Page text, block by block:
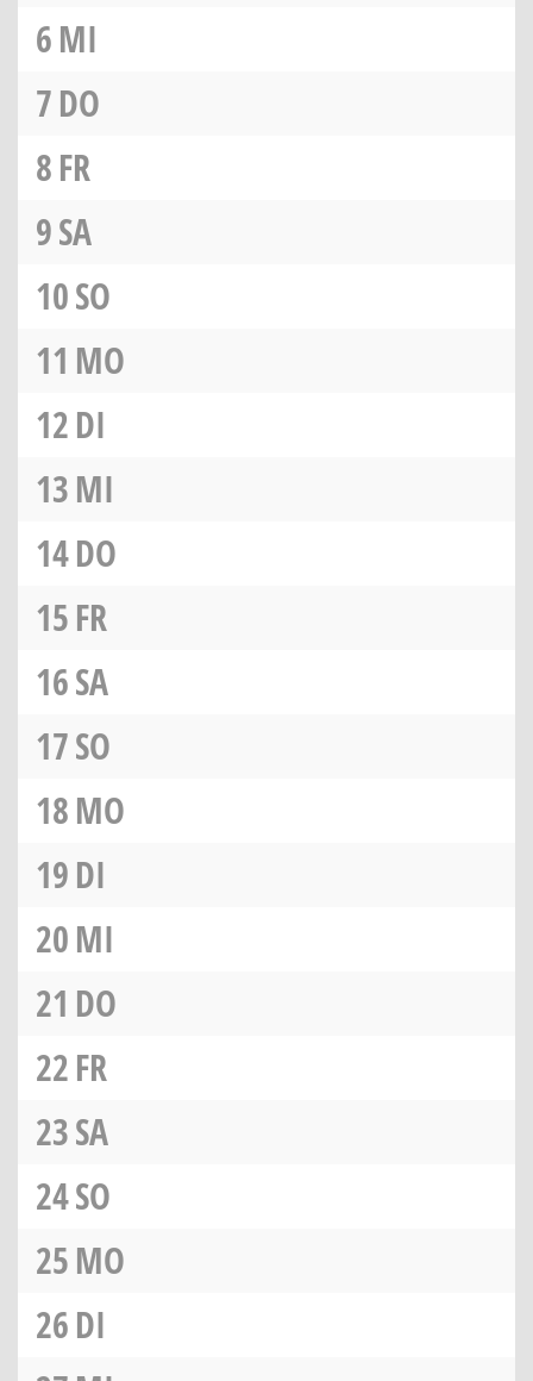
6MI
7DO
8FR
9SA
10SO
11 MO
12DI
13MI
14DO
15FR
16SA
17SO
18MO
19DI
20MI
21 DO
22FR
23SA
24SO
25MO
26DI